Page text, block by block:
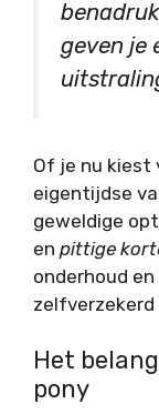
geven je
Of je nu kiest
eigentijdse
geweldige
en pittige
onderhoud
zelfverzekerd
Het
pony